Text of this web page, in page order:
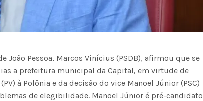
João Pessoa, Marcos Vinícius (PSDB), afirmou que se
a prefeitura municipal da Capital, em virtude de
à Polônia e da decisão do vice Manoel Júnior (PSC)
de elegibilidade. Manoel Júnior é pré-candidato